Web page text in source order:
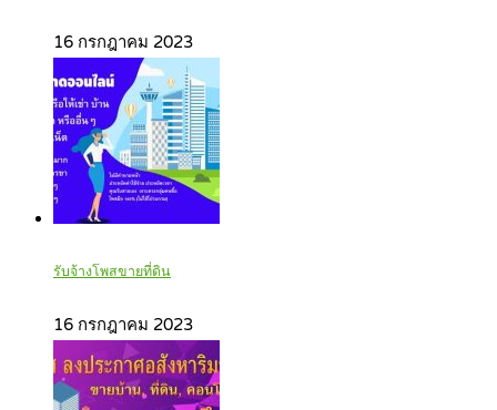
16 กรกฎาคม 2023
รับจ้างโพสขายที่ดิน
16 กรกฎาคม 2023